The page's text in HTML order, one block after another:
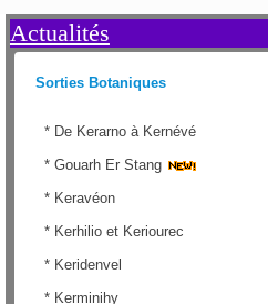
Actualités
Sorties Botaniques
* De Kerarno à Kernévé
* Gouarh Er Stang
* Keravéon
* Kerhilio et Keriourec
* Keridenvel
* Kerminihy